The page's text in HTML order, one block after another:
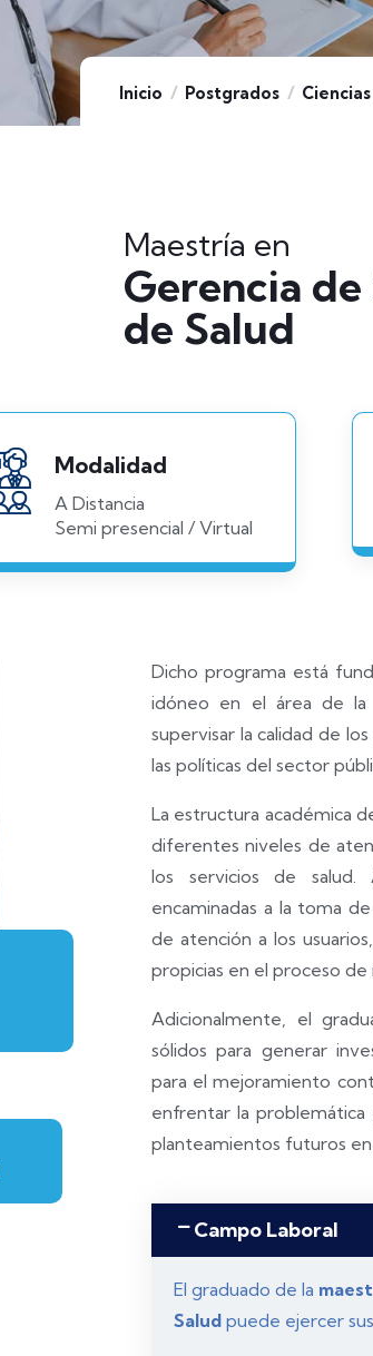
Inicio Postgrados
Maestría en
Gerencia
de Salud
Modalidad
A Distancia
Semi presencial / Virtual
Dicho programa está
idóneo en el área de la
supervisar la calidad de
las políticas del sector
La estructura académica
diferentes niveles de
los servicios de salud.
encaminadas a la toma
de atención a los
propicias en el proceso
Adicionalmente, el
sólidos para generar
para el mejoramiento
enfrentar la problemática
planteamientos futuros en
Campo Laboral
El graduado de la
Salud puede ejercer